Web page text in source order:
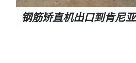
钢筋矫直机出口到肯尼亚